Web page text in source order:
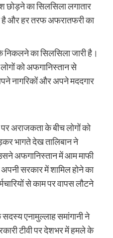
छोड़ने का सिलसिला लगातार
है और हर तरफ अफरातफरी का
निकलने का सिलसिला जारी है।
को अफगानिस्तान से
नागरिकों और अपने मददगार
अराजकता के बीच लोगों को
भागते देख तालिबान ने
अफगानिस्तान में आम माफी
सरकार में शामिल होने का
से काम पर वापस लौटने
एनामुल्लाह समांगानी ने
टीवी पर देशभर में हमले के